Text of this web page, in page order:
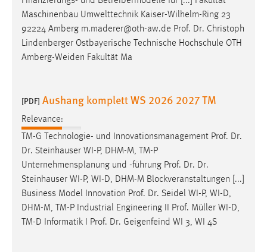
Maschinenbau Umwelttechnik Kaiser-Wilhelm-Ring 23
92224 Amberg m.maderer@oth-aw.de Prof. Dr. Christoph
Lindenberger Ostbayerische Technische Hochschule OTH
Amberg-Weiden Fakultät Ma
[PDF] Aushang komplett WS 2026 2027 TM
Relevance:
TM-G Technologie- und Innovationsmanagement Prof. Dr.
Dr. Steinhauser WI-P, DHM-M, TM-P
Unternehmensplanung und -führung Prof. Dr. Dr.
Steinhauser WI-P, WI-D, DHM-M Blockveranstaltungen [...]
Business Model Innovation Prof. Dr. Seidel WI-P, WI-D,
DHM-M, TM-P Industrial Engineering II
Prof. Müller WI-D,
TM-D Informatik I
Prof. Dr. Geigenfeind WI 3, WI 4S